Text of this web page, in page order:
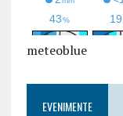
meteoblue
EVENIMENTE